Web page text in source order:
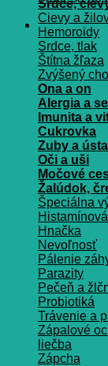
Srdce,
Cievy a
Hemoroidy
Srdce, tlak
Štítna žľaza
Zvýšený
Ona a on
Alergia a
Imunita a
Cukrovka
Zuby a ústa
Oči a uši
Močové
Žalúdok,
Špeciálna
Hnačka
Nevoľnosť
Pálenie
Parazity
Pečeň a
Probiotiká
Trávenie a
Zápalové
liečba
Zápcha